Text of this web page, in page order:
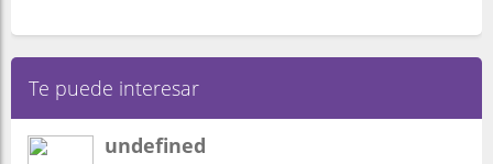
Te puede interesar
undefined